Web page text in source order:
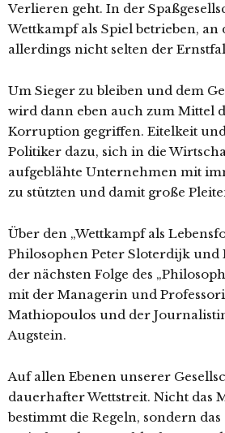
Verlieren geht. In der
Wettkampf als Spiel betrieben, an
allerdings nicht selten der
Um Sieger zu bleiben und dem
wird dann eben auch zum Mittel
Korruption gegriffen. Eitelkeit
Politiker dazu, sich in die
aufgeblähte Unternehmen mit
zu stützten und damit große
Über den „Wettkampf als
Philosophen Peter Sloterdijk und
der nächsten Folge des
mit der Managerin und
Mathiopoulos und der
Augstein.
Auf allen Ebenen unserer
dauerhafter Wettstreit. Nicht das
bestimmt die Regeln, sondern